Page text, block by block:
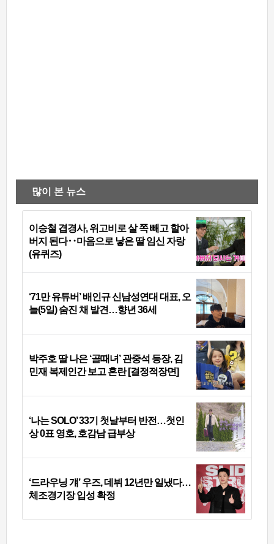
많이 본 뉴스
이승철 겹경사, 위고비로 살 쪽 빼고 할아
버지 된다‥마음으로 낳은 딸 임신 자랑
(유퀴즈)
‘71만 유튜버’ 배인규 신남성연대 대표, 오
늘(5일) 숨진 채 발견…향년 36세
박주호 딸 나은 ‘골때녀’ 관중석 등장, 김
민재 복제인간 보고 혼란 [결정적장면]
‘나는 SOLO’ 33기 첫날부터 반전…첫인
상 0표 영호, 호감남 급부상
‘드라우닝 걔’ 우즈, 데뷔 12년만 일냈다…
체조경기장 입성 확정